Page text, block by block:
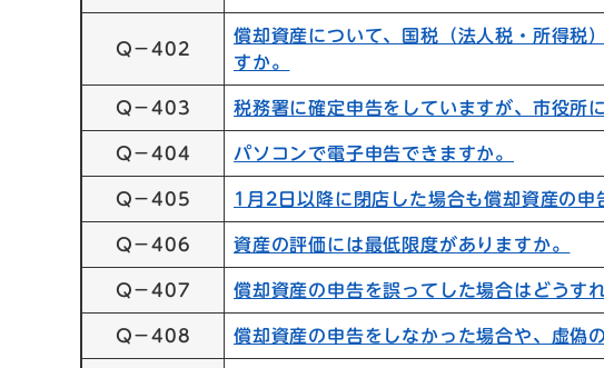
Q－402
償却資産について、国税（法人税・所得税
すか。
Q－403 税務署に確定申告をしていますが、市役所
Q－404 パソコンで電子申告できますか。
Q－405 1月2日以降に閉店した場合も償却資産の申
Q－406 資産の評価には最低限度がありますか。
Q－407 償却資産の申告を誤ってした場合はどうす
Q－408 償却資産の申告をしなかった場合や、虚偽